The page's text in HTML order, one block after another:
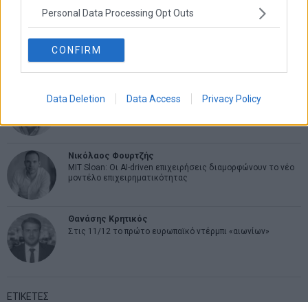
Personal Data Processing Opt Outs
CONFIRM
Data Deletion Data Access Privacy Policy
Σταματίνα Σταματάκου
Η βία κατά των ζώων δεν αντέχει βολικές ερμηνείες
Δημήτρης Καμπουράκης
Από την αποθέωση στην καταγγελία: Η Ελλάδα πάντα
Νικόλαος Φουρτζής
MIT Sloan: Οι AI-driven επιχειρήσεις διαμορφώνουν το νέο
μοντέλο επιχειρηματικότητας
Θανάσης Κρητικός
Στις 11/12 το πρώτο ευρωπαϊκό ντέρμπι «αιωνίων»
ΕΤΙΚΕΤΕΣ